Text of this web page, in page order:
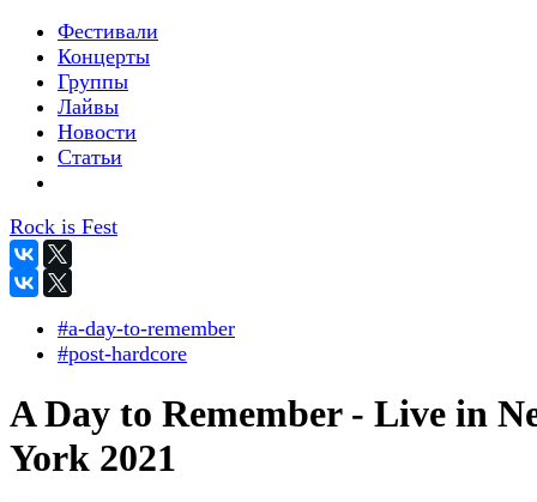
Фестивали
Концерты
Группы
Лайвы
Новости
Статьи
Rock is Fest
#a-day-to-remember
#post-hardcore
A Day to Remember - Live in
York 2021